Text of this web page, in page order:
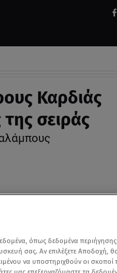
Καρδιάς
σειράς
όπως δεδομένα
σας. Αν επιλέξετε Αποδοχή,
να υποστηριχθούν οι σκοποί